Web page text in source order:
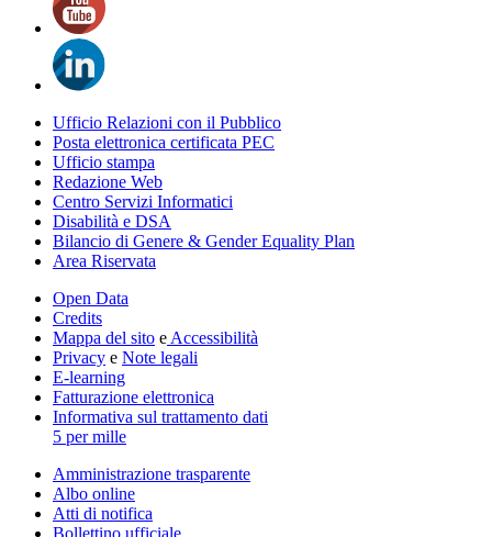
Ufficio Relazioni con il Pubblico
Posta elettronica certificata PEC
Ufficio stampa
Redazione Web
Centro Servizi Informatici
Disabilità e DSA
Bilancio di Genere & Gender Equality Plan
Area Riservata
Open Data
Credits
Mappa del sito e Accessibilità
Privacy e Note legali
E-learning
Fatturazione elettronica
Informativa sul trattamento dati
5 per mille
Amministrazione trasparente
Albo online
Atti di notifica
Bollettino ufficiale